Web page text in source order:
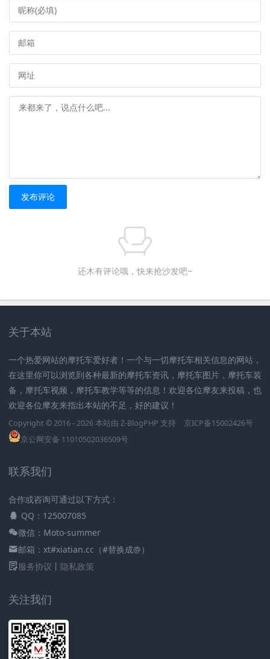
发布评论
还木有评论哦，快来抢沙发吧~
关于本站
一个热爱网站的摩托车爱好者！一个与一切摩托车相关信息的网站，
在这里你可以浏览到各种最新的摩托车资讯，摩托车图片，摩托车装
备，摩托车视频，摩托车教学等等的信息！欢迎各位摩友来投稿，也
欢迎各位摩友来指出本站的不足，好的建议！
Copyright © 2016 - 2026 本站由 Z-BlogPHP 支持
京ICP备15002426号
京公网安备 11010502036509号
联系我们
合作或咨询可通过以下方式：
QQ：125007085
微信：Moto-summer
邮箱：xt#xiatian.cc（#替换成@）
服务协议 丨 隐私政策
关注我们